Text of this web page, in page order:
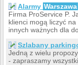
Alarmy Warszawa
Firma ProService P.
klienci mogą liczyć
innych ważnych dla
Szlabany
Jedną z wielu
- zapraszamy